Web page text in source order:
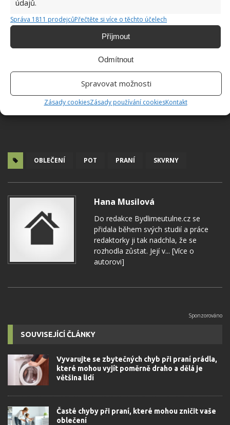
údajů.
Správa 1811 prodejcůPřečtěte si více o těchto účelech
Příjmout
Odmítnout
Spravovat možnosti
Zásady cookiesZásady používání cookiesKontakt
OBLEČENÍ POT PRANÍ SKVRNY
Hana Musilová
Do redakce Bydlimeutulne.cz se
přidala během svých studií a práce
redaktorky ji tak nadchla, že se
rozhodla zůstat. Její v... [Více o
autorovi]
SOUVISEJÍCÍ ČLÁNKY
Vyvarujte se zbytečných chyb při praní prádla,
které mohou vyjít poměrně draho a dělá je
většina lidí
Časté chyby při praní, které mohou zničit vaše
oblečení